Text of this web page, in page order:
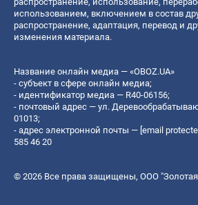
использованием, включением в состав
распространение, адаптация, перевод и
изменения материала.
Название онлайн медиа — «OBOZ.UA»
- субъект в сфере онлайн медиа;
- идентификатор медиа — R40-06156;
- почтовый адрес — ул.
01013;
- адрес электронной почты — [email
585 46 20
© 2026 Все права защищены, ООО "Золотая